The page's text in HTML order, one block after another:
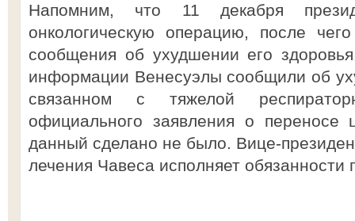
Напомним, что 11 декабря
онкологическую операцию, после
сообщения об ухудшении его
информации Венесуэлы сообщили об
связанном с тяжелой
официального заявления о переносе
данный сделано не было. Вице-
лечения Чавеса исполняет обязанности